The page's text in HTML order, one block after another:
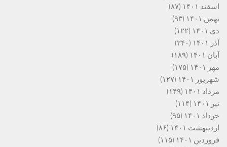
اسفند ۱۴۰۱
(۸۷)
بهمن ۱۴۰۱
(۹۳)
دی ۱۴۰۱
(۱۲۲)
آذر ۱۴۰۱
(۲۴۰)
آبان ۱۴۰۱
(۱۸۹)
مهر ۱۴۰۱
(۱۷۵)
شهریور ۱۴۰۱
(۱۲۷)
مرداد ۱۴۰۱
(۱۴۹)
تیر ۱۴۰۱
(۱۱۴)
خرداد ۱۴۰۱
(۹۵)
اردیبهشت ۱۴۰۱
(۸۶)
فروردین ۱۴۰۱
(۱۱۵)